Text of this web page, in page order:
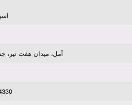
آمل، میدان هفت تیر،